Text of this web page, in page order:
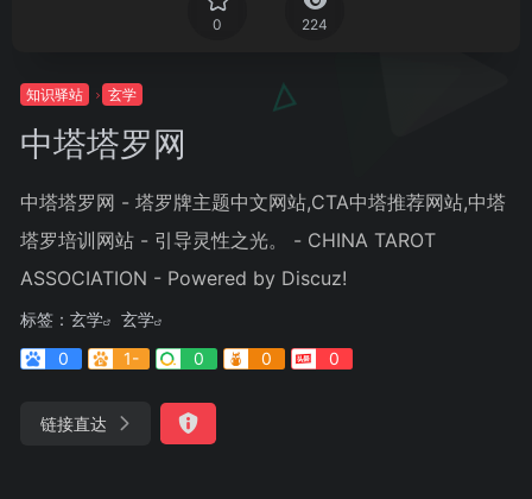
0 224
知识驿站 玄学
中塔塔罗网
中塔塔罗网 - 塔罗牌主题中文网站,CTA中塔推荐网站,中塔
塔罗培训网站 - 引导灵性之光。 - CHINA TAROT
ASSOCIATION - Powered by Discuz!
标签： 玄学
玄学
0
1- 0 0 0
链接直达